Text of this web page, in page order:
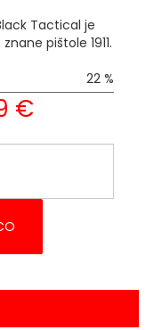
Tactical je
pištole 1911.
22 %
€